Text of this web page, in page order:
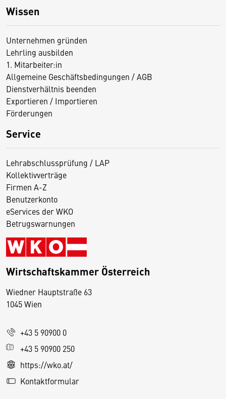
Wissen
Unternehmen gründen
Lehrling ausbilden
1. Mitarbeiter:in
Allgemeine Geschäftsbedingungen / AGB
Dienstverhältnis beenden
Exportieren / Importieren
Förderungen
Service
Lehrabschlussprüfung / LAP
Kollektivverträge
Firmen A-Z
Benutzerkonto
eServices der WKO
Betrugswarnungen
Wirtschaftskammer Österreich
Wiedner Hauptstraße 63
1045 Wien
+43 5 90900 0
+43 5 90900 250
https://wko.at/
Kontaktformular
D
s
e
S
e